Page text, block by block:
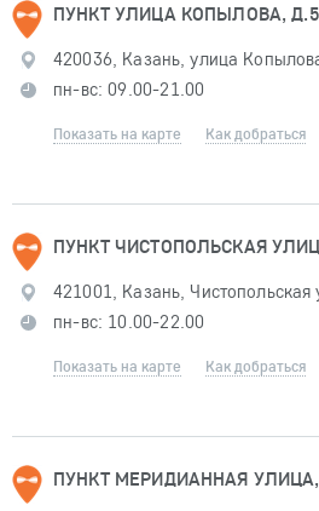
ПУНКТ УЛИЦА КОПЫЛОВА,
420036, Казань, улица
пн-вс: 09.00-21.00
Показать на карте Как добраться
ПУНКТ ЧИСТОПОЛЬСКАЯ
421001, Казань, Чистопольская
пн-вс: 10.00-22.00
Показать на карте Как добраться
ПУНКТ МЕРИДИАННАЯ